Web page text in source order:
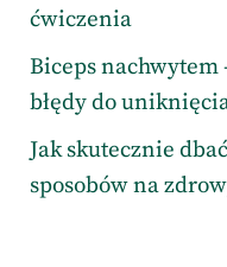
ćwiczenia
Biceps
błędy do
Jak skutecznie
sposobów na